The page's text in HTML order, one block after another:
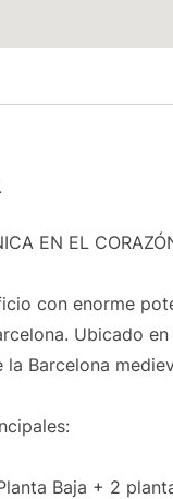
EN EL
con enorme
Ubicado
Barcelona
Baja + 2